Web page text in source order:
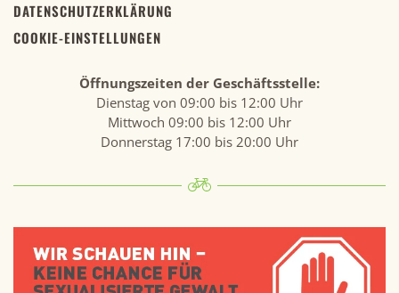
DATENSCHUTZERKLÄRUNG
COOKIE-EINSTELLUNGEN
Öffnungszeiten der Geschäftsstelle:
Dienstag von 09:00 bis 12:00 Uhr
Mittwoch 09:00 bis 12:00 Uhr
Donnerstag 17:00 bis 20:00 Uhr